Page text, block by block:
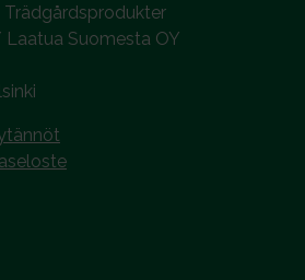
Trädgårdsprodukter
Suomesta OY